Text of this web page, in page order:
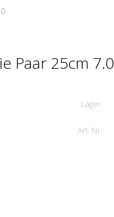
Paar 25cm 7.0
Lager:
Art. Nr: